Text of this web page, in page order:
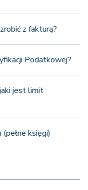
z fakturą?
Podatkowej?
jest limit
księgi)